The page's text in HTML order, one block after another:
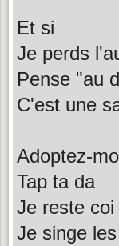
Et si
Je perds
Pense "au
C'est une
Adoptez-
Tap ta da
Je reste coi
Je singe